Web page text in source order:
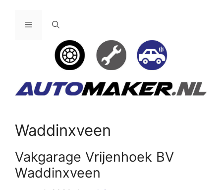
Menu
Waddinxveen
Vakgarage Vrijenhoek BV
Waddinxveen